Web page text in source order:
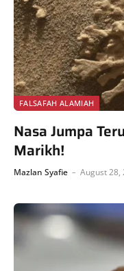
FALSAFAH ALAMIAH
Nasa Jumpa
Marikh!
Mazlan Syafie August 28,